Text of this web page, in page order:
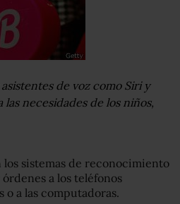
de voz como Siri y
necesidades de los niños,
los sistemas de reconocimiento
a los teléfonos
o a las computadoras.